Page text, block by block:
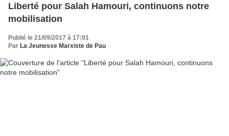
Liberté pour Salah Hamouri, continuons notre
mobilisation
Publié le 21/09/2017 à 17:01
Par La Jeunesse Marxiste de Pau